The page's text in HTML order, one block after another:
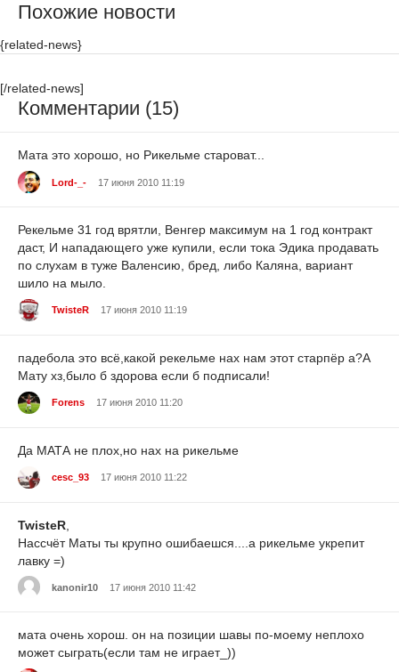
Похожие новости
{related-news}
[/related-news]
Комментарии (15)
Мата это хорошо, но Рикельме староват...
Lord-_- 17 июня 2010 11:19
Рекельме 31 год врятли, Венгер максимум на 1 год контракт
даст, И нападающего уже купили, если тока Эдика продавать
по слухам в туже Валенсию, бред, либо Каляна, вариант
шило на мыло.
TwisteR 17 июня 2010 11:19
падебола это всё,какой рекельме нах нам этот старпёр а?А
Мату хз,было б здорова если б подписали!
Forens 17 июня 2010 11:20
Да МАТА не плох,но нах на рикельме
cesc_93 17 июня 2010 11:22
TwisteR
Нассчёт Маты ты крупно ошибаешся....а рикельме укрепит
лавку =)
kanonir10 17 июня 2010 11:42
мата очень хорош. он на позиции шавы по-моему неплохо
может сыграть(если там не играет_))